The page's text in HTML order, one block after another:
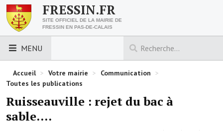
FRESSIN.FR
SITE OFFICIEL DE LA MAIRIE DE
FRESSIN EN PAS-DE-CALAIS
MENU
LES ESSENTIELS
Découvrez Fressin
Venir à Fressin
Accueil > Votre mairie > Communication >
Toutes les publications
Ruisseauville : rejet du bac à
sable....